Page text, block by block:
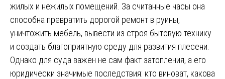
жилых и нежилых помещений. За считанные часы она
способна превратить дорогой ремонт в руины,
уничтожить мебель, вывести из строя бытовую технику
и создать благоприятную среду для развития плесени.
Однако для суда важен не сам факт затопления, а его
юридически значимые последствия: кто виноват, какова